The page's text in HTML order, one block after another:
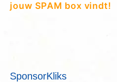
jouw SPAM box vindt!
SponsorKliks